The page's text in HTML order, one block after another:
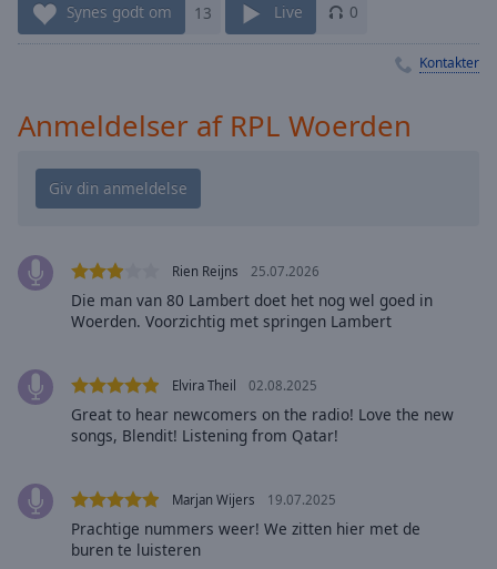
Remaining
Time-
Playback
Chapters
Descriptions
descriptions
selected
settings
opens
subtitles
settings
Synes godt om 13 Live 0
Kontakter
Anmeldelser af RPL Woerden
Rien Reijns 25.07.2026
Die man van 80 Lambert doet het nog wel goed in
Woerden. Voorzichtig met springen Lambert
Elvira Theil 02.08.2025
Great to hear newcomers on the radio! Love the new
songs, Blendit! Listening from Qatar!
Marjan Wijers 19.07.2025
Prachtige nummers weer! We zitten hier met de
buren te luisteren